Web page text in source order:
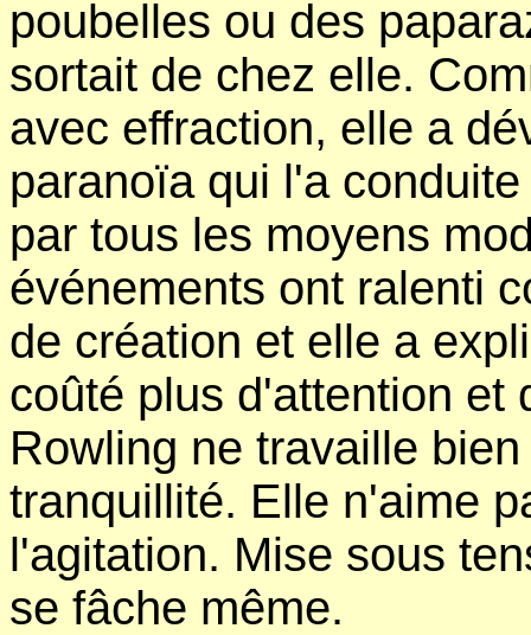
poubelles ou des
sortait de chez elle.
avec effraction, elle a
paranoïa qui l'a
par tous les moyens
événements ont ralenti
de création et elle a
coûté plus d'attention et
Rowling ne travaille
tranquillité. Elle n'aime
l'agitation. Mise sous
se fâche même.